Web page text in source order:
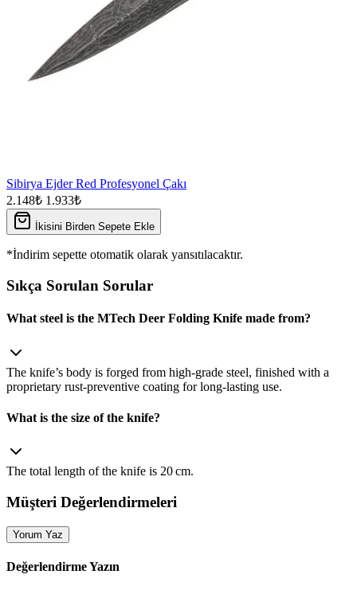
Sibirya Ejder Red Profesyonel Çakı
2.148₺ 1.933₺
İkisini Birden Sepete Ekle
*İndirim sepette otomatik olarak yansıtılacaktır.
Sıkça Sorulan Sorular
What steel is the MTech Deer Folding Knife made from?
The knife’s body is forged from high‑grade steel, finished with a
proprietary rust‑preventive coating for long‑lasting use.
What is the size of the knife?
The total length of the knife is 20 cm.
Müşteri Değerlendirmeleri
Yorum Yaz
Değerlendirme Yazın